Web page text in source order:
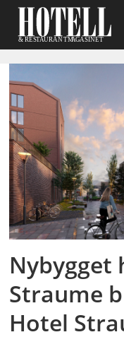
Emne:
Nybygget
Straume
Hotel